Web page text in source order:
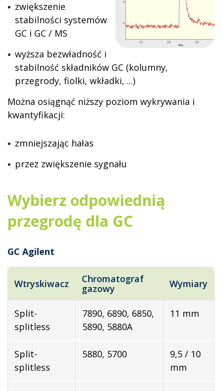
zwiększenie
stabilności systemów
GC i GC / MS
wyższa bezwładność i
stabilność składników GC (kolumny,
przegrody, fiolki, wkładki, ...)
Można osiągnąć niższy poziom wykrywania i
kwantyfikacji:
zmniejszając hałas
przez zwiększenie sygnału
Wybierz odpowiednią
przegrodę dla GC
GC Agilent
Wtryskiwacz
Chromatograf
gazowy
Wymiary
Split-
splitless
7890, 6890, 6850,
5890, 5880A
11 mm
Split-
splitless
5880, 5700
9,5 / 10
mm